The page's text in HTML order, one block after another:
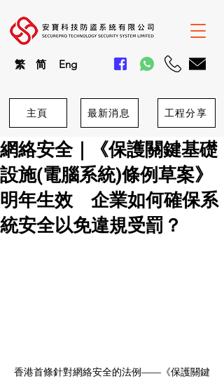
繁 简 Eng
主頁 最新消息 工程分享
網絡安全｜《保護關鍵基礎
設施(電腦系統)條例草案》
明年生效 企業如何確保系
統安全以免違規受罰？
香港首條針對網絡安全的法例——《保護關鍵